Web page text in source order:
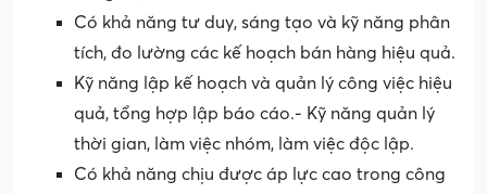
Có khả năng tư duy, sáng tạo và kỹ năng phân
tích, đo lường các kế hoạch bán hàng hiệu quả.
Kỹ năng lập kế hoạch và quản lý công việc hiệu
quả, tổng hợp lập báo cáo.- Kỹ năng quản lý
thời gian, làm việc nhóm, làm việc độc lập.
Có khả năng chịu được áp lực cao trong công